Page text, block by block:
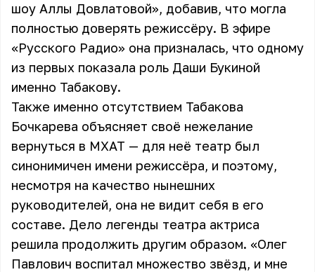
шоу Аллы Довлатовой», добавив, что могла
полностью доверять режиссёру. В эфире
«Русского Радио» она призналась, что одному
из первых показала роль Даши Букиной
именно Табакову.
Также именно отсутствием Табакова
Бочкарева объясняет своё нежелание
вернуться в МХАТ — для неё театр был
синонимичен имени режиссёра, и поэтому,
несмотря на качество нынешних
руководителей, она не видит себя в его
составе. Дело легенды театра актриса
решила продолжить другим образом. «Олег
Павлович воспитал множество звёзд, и мне